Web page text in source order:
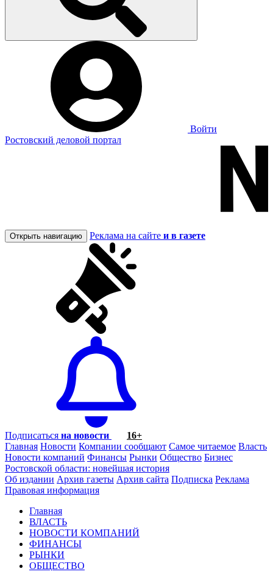
Войти
Ростовский деловой портал
Открыть навигацию Реклама на сайте и в газете
Подписаться на новости
16+
Главная Новости Компании сообщают Самое читаемое Власть
Новости компаний Финансы Рынки Общество Бизнес
Ростовской области: новейшая история
Об издании Архив газеты Архив сайта Подписка Реклама
Правовая информация
Главная
ВЛАСТЬ
НОВОСТИ КОМПАНИЙ
ФИНАНСЫ
РЫНКИ
ОБЩЕСТВО